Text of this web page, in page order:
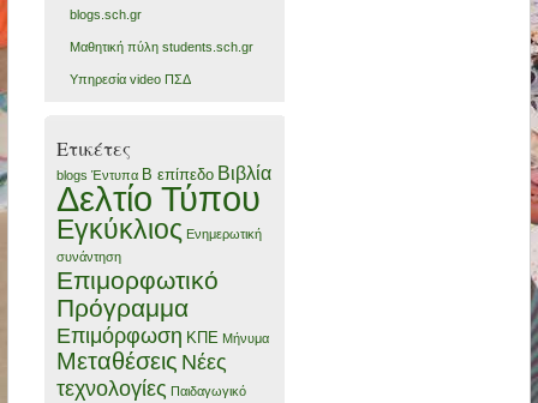
blogs.sch.gr
Μαθητική πύλη students.sch.gr
Υπηρεσία video ΠΣΔ
Ετικέτες
blogs Έντυπα Β επίπεδο Βιβλία
Δελτίο Τύπου
Εγκύκλιος Ενημερωτική
συνάντηση
Επιμορφωτικό
Πρόγραμμα
Επιμόρφωση ΚΠΕ Μήνυμα
Μεταθέσεις Νέες
τεχνολογίες Παιδαγωγικό